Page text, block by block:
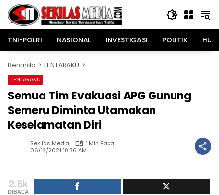
Langsung
konten
TNI-POLRI
NASIONAL INVESTIGASI POLITIK
Beranda TENTARAKU
TENTARAKU
Semua Tim Evakuasi APG Gunung
Semeru Diminta Utamakan
Keselamatan Diri
Sekilas Media
1 Min Baca
06/12/2021 10:36 AM
2.6k
DIBACA